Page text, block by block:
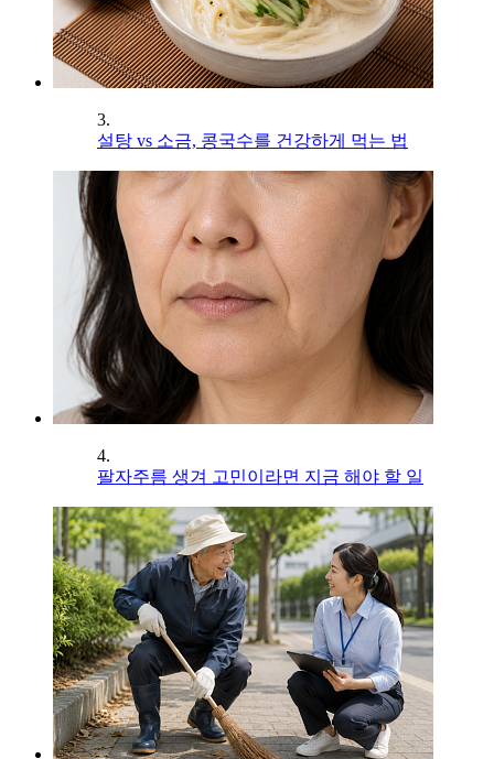
3.
설탕 vs 소금, 콩국수를 건강하게 먹는 법
4.
팔자주름 생겨 고민이라면 지금 해야 할 일